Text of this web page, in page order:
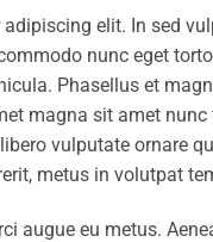
elit. In sed
nunc eget
Phasellus et
magna sit amet
vulputate ornare
metus in volutpat
augue eu metus.